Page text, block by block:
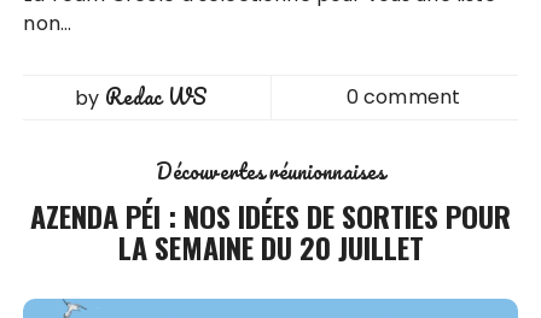
non…
by Redac WS 0 comment
Découvertes réunionnaises
AZENDA PÉI : NOS IDÉES DE SORTIES POUR
LA SEMAINE DU 20 JUILLET